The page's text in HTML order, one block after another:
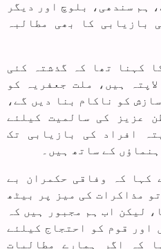
ہم سندھی، بلوچ اور دیگر
بازیابی کا بھی مطالبہ
کہنا تھا کہ گذشتہ کئی
ہیں، ملت جعفریہ کو
کو ناکام بنا دیں گے،
عزیز کی سالمیت کیلئے
افراد کی بازیابی تک
کے ساتھ ہیں۔
کہا کہ وفاقی حکمران بے
مذاکرات کی میز پر بیٹھ
لیکن اب ہم مجبور ہیں کہ
اور قوم کو احتجاج کیلئے
کہ اگر ہمارے مطالبات